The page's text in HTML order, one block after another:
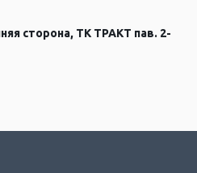
сторона, ТК ТРАКТ пав. 2-